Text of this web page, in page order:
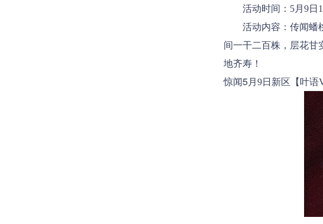
活动时间：5月9日
活动内容：传闻蟠桃
间一干二百株，层花甘
地齐寿！
惊闻5月9日新区【 叶语